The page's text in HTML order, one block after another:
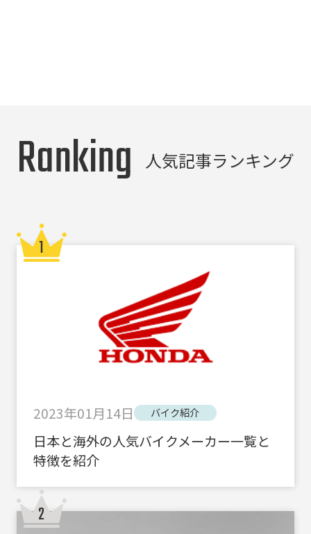
Ranking 人気記事ランキング
2023年01月14日 バイク紹介
日本と海外の人気バイクメーカー一覧と
特徴を紹介